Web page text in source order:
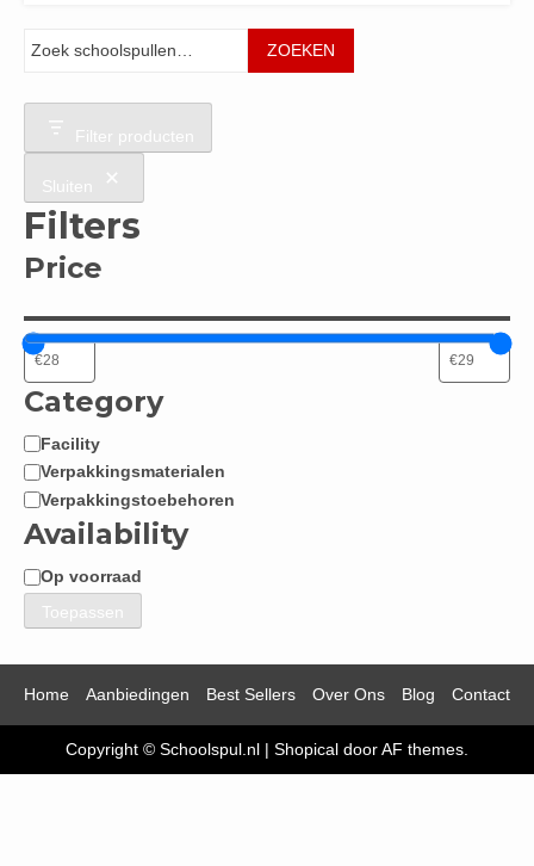
ZOEKEN
Filter producten
Sluiten
Filters
Price
Category
Categorie
Facility
Verpakkingsmaterialen
Verpakkingstoebehoren
Availability
Beschikbaarheid
Op voorraad
Toepassen
Home Aanbiedingen Best Sellers Over Ons Blog Contact
Copyright © Schoolspul.nl | Shopical door AF themes.